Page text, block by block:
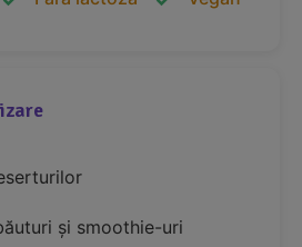
și smoothie-uri